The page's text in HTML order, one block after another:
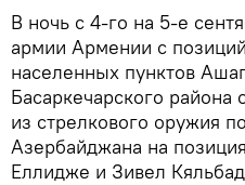
В ночь с 4-го на 5-е
армии Армении с
населенных пунктов
Басаркечарского района
из стрелкового оружия
Азербайджана на
Еллидже и Зивел